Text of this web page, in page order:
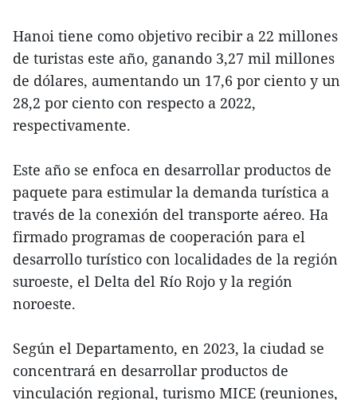
Hanoi tiene como objetivo recibir a 22 millones
de turistas este año, ganando 3,27 mil millones
de dólares, aumentando un 17,6 por ciento y un
28,2 por ciento con respecto a 2022,
respectivamente.
Este año se enfoca en desarrollar productos de
paquete para estimular la demanda turística a
través de la conexión del transporte aéreo. Ha
firmado programas de cooperación para el
desarrollo turístico con localidades de la región
suroeste, el Delta del Río Rojo y la región
noroeste.
Según el Departamento, en 2023, la ciudad se
concentrará en desarrollar productos de
vinculación regional, turismo MICE (reuniones,